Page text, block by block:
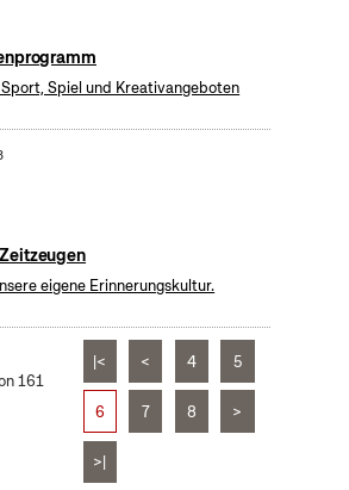
Spiel und Kreativangeboten
eigene Erinnerungskultur.
161
|< < 4 5
6 7 8 >
>|